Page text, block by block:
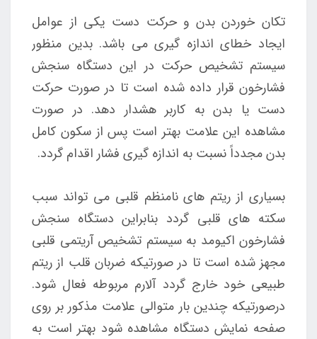
تکان خوردن بدن و حرکت دست یکی از عوامل
ایجاد خطای اندازه گیری می باشد. بدین منظور
سیستم تشخیص حرکت در این دستگاه سنجش
فشارخون قرار داده شده است تا در صورت حرکت
دست یا بدن به کاربر هشدار دهد. در صورت
مشاهده این علامت بهتر است پس از سکون کامل
بدن مجدداً نسبت به اندازه گیری فشار اقدام گردد.
بسیاری از ریتم های نامنظم قلبی می تواند سبب
سکته های قلبی گردد بنابراین دستگاه سنجش
فشارخون اکیومد به سیستم تشخیص آریتمی قلبی
مجهز شده است تا در صورتیکه ضربان قلب از ریتم
طبیعی خود خارج گردد آلارم مربوطه فعال شود.
درصورتیکه چندین بار متوالی علامت مذکور بر روی
صفحه نمایش دستگاه مشاهده شود بهتر است به